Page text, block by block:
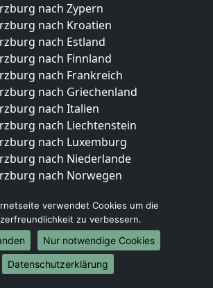
nach Zypern
nach Kroatien
nach Estland
nach Finnland
nach Frankreich
nach Griechenland
nach Italien
nach Liechtenstein
nach Luxemburg
nach Niederlande
nach Norwegen
nach Berlin
nach Hamburg
nach München
nach Köln
verwendet Cookies um die
zu verbessern.
Nur notwendige Cookies
Datenschutzerklärung